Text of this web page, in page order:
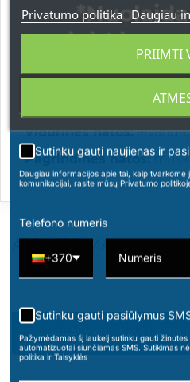
praėjusios eros
kiekviename žingsnyje.
Vidurinės natos:
Pagrindinės natos:
ATSILIEPIMAI
PARAŠYKITE SAVO
Privatumo politika Daugiau
PRIIMTI
Sutinku gauti naujienas ir
Daugiau informacijos apie tai, kaip tvarkome
komunikacijai, rasite mūsų Privatumo
Telefono numeris
+370
Sutinku gauti pasiūlymus
Pažymėdamas šį laukelį sutinku gauti žinutes
automatizuotai siunčiamas SMS. Sutikimas
politika ir Taisyklės